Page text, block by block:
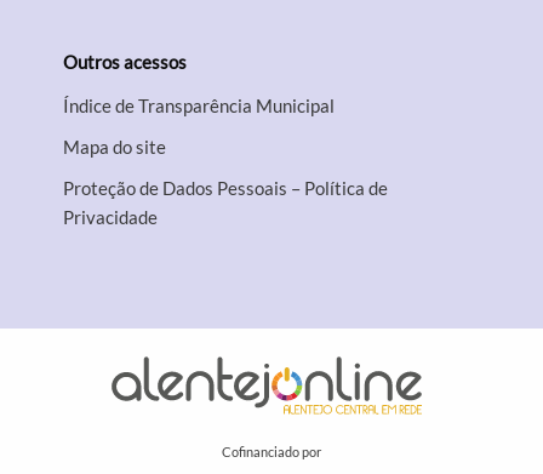
Outros acessos
Índice de Transparência Municipal
Mapa do site
Proteção de Dados Pessoais – Política de
Privacidade
Cofinanciado por